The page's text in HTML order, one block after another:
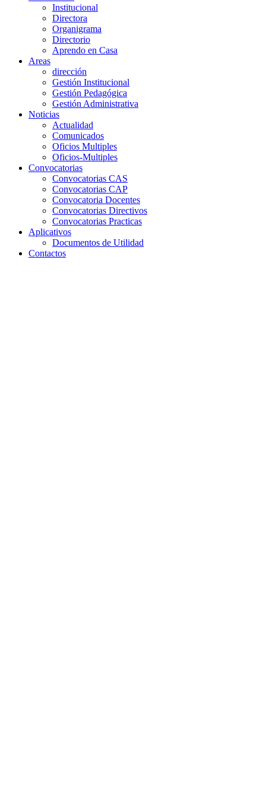
Institucional
Directora
Organigrama
Directorio
Aprendo en Casa
Areas
dirección
Gestión Institucional
Gestión Pedagógica
Gestión Administrativa
Noticias
Actualidad
Comunicados
Oficios Multiples
Oficios-Multiples
Convocatorias
Convocatorias CAS
Convocatorias CAP
Convocatoria Docentes
Convocatorias Directivos
Convocatorias Practicas
Aplicativos
Documentos de Utilidad
Contactos